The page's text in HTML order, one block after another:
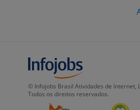
© Infojobs Brasil Atividades de Internet,
Todos os direitos reservados.